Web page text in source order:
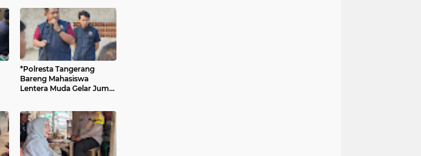
*Polresta Tangerang
Bareng Mahasiswa
Lentera Muda Gelar Jumat